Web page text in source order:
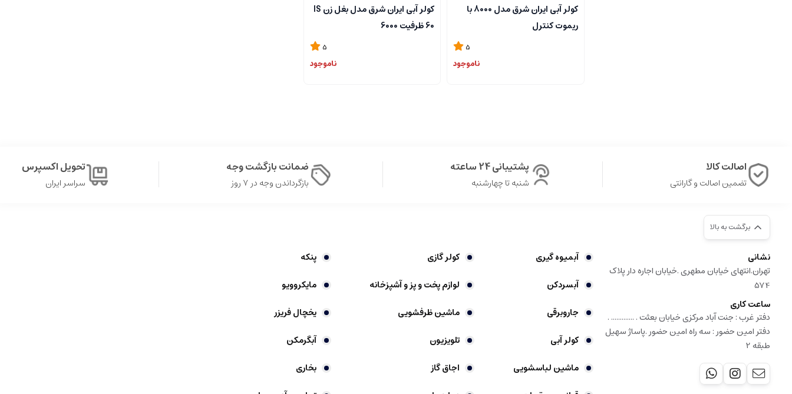
کولر آبی ایران شرق مدل 8000 با
ریموت کنترل
5
ناموجود
کولر آبی ایران شرق مدل بغل زن IS
60 ظرفیت 6000
5
ناموجود
اصالت کالا
تضمین اصالت و گارانتی
پشتیبانی 24 ساعته
شنبه تا چهارشنبه
ضمانت بازگشت وجه
بازگرداندن وجه در ۷ روز
تحویل اکسپرس
سراسر ایران
برگشت به بالا
نشانی
تهران.انتهای خیابان مطهری .خیابان اجاره دار پلاک
574
ساعت کاری
دفتر غرب : جنت آباد مرکزی خیابان بعثت . ............. .
دفتر امین حضور : سه راه امین حضور .پاساژ سهیل
طبقه 2
آبمیوه گیری کولر گازی
پنکه
آبسردکن
لوازم پخت و پز و آشپزخانه
مایکروویو
جاروبرقی
ماشین ظرفشویی
یخچال فریزر
کولر آبی
تلویزیون
آبگرمکن
ماشین لباسشویی
اجاق گاز
بخاری